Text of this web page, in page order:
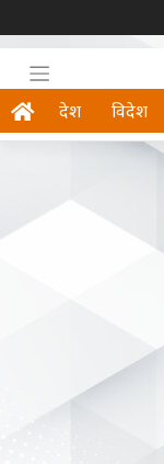
देश विदेश